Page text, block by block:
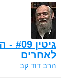
לאחרים
הרב דוד קב